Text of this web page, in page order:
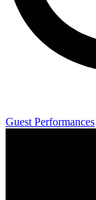
Guest Performances